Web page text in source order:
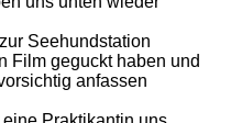
Seehundstation
Film geguckt haben und
anfassen